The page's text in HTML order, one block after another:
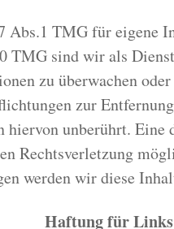
TMG für eigene
TMG sind wir als
zu überwachen
zur
hiervon unberührt.
Rechtsverletzung
werden wir diese
Haftung für Links